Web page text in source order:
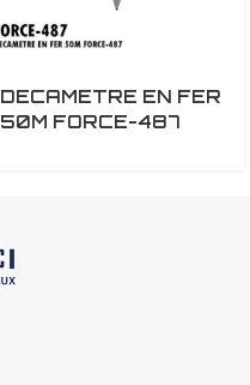
DECAMETRE EN FER
50M FORCE-487